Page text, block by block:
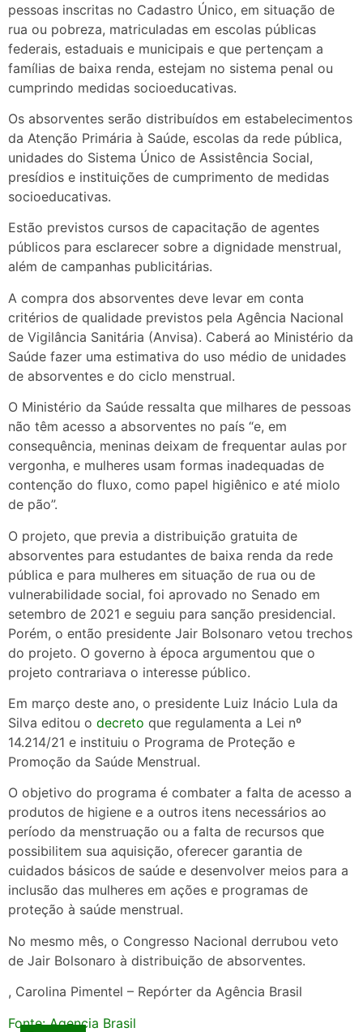
pessoas inscritas no Cadastro Único, em situação de
rua ou pobreza, matriculadas em escolas públicas
federais, estaduais e municipais e que pertençam a
famílias de baixa renda, estejam no sistema penal ou
cumprindo medidas socioeducativas.
Os absorventes serão distribuídos em estabelecimentos
da Atenção Primária à Saúde, escolas da rede pública,
unidades do Sistema Único de Assistência Social,
presídios e instituições de cumprimento de medidas
socioeducativas.
Estão previstos cursos de capacitação de agentes
públicos para esclarecer sobre a dignidade menstrual,
além de campanhas publicitárias.
A compra dos absorventes deve levar em conta
critérios de qualidade previstos pela Agência Nacional
de Vigilância Sanitária (Anvisa). Caberá ao Ministério da
Saúde fazer uma estimativa do uso médio de unidades
de absorventes e do ciclo menstrual.
O Ministério da Saúde ressalta que milhares de pessoas
não têm acesso a absorventes no país “e, em
consequência, meninas deixam de frequentar aulas por
vergonha, e mulheres usam formas inadequadas de
contenção do fluxo, como papel higiênico e até miolo
de pão”.
O projeto, que previa a distribuição gratuita de
absorventes para estudantes de baixa renda da rede
pública e para mulheres em situação de rua ou de
vulnerabilidade social, foi aprovado no Senado em
setembro de 2021 e seguiu para sanção presidencial.
Porém, o então presidente Jair Bolsonaro vetou trechos
do projeto. O governo à época argumentou que o
projeto contrariava o interesse público.
Em março deste ano, o presidente Luiz Inácio Lula da
Silva editou o decreto que regulamenta a Lei nº
14.214/21 e instituiu o Programa de Proteção e
Promoção da Saúde Menstrual.
O objetivo do programa é combater a falta de acesso a
produtos de higiene e a outros itens necessários ao
período da menstruação ou a falta de recursos que
possibilitem sua aquisição, oferecer garantia de
cuidados básicos de saúde e desenvolver meios para a
inclusão das mulheres em ações e programas de
proteção à saúde menstrual.
No mesmo mês, o Congresso Nacional derrubou veto
de Jair Bolsonaro à distribuição de absorventes.
, Carolina Pimentel – Repórter da Agência Brasil
Fonte: Agencia Brasil